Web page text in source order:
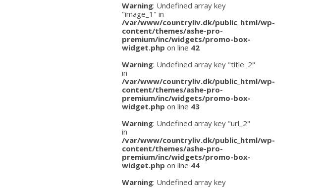
Warning: Undefined array key
"image_1" in
/var/www/countryliv.dk/public_html/wp-
content/themes/ashe-pro-
premium/inc/widgets/promo-box-
widget.php on line 42
Warning: Undefined array key "title_2"
in
/var/www/countryliv.dk/public_html/wp-
content/themes/ashe-pro-
premium/inc/widgets/promo-box-
widget.php on line 43
Warning: Undefined array key "url_2"
in
/var/www/countryliv.dk/public_html/wp-
content/themes/ashe-pro-
premium/inc/widgets/promo-box-
widget.php on line 44
Warning: Undefined array key